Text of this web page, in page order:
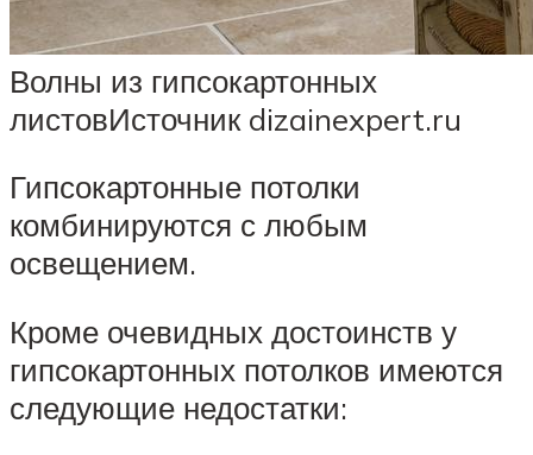
Волны из гипсокартонных
листовИсточник dizainexpert.ru
Гипсокартонные потолки
комбинируются с любым
освещением.
Кроме очевидных достоинств у
гипсокартонных потолков имеются
следующие недостатки: